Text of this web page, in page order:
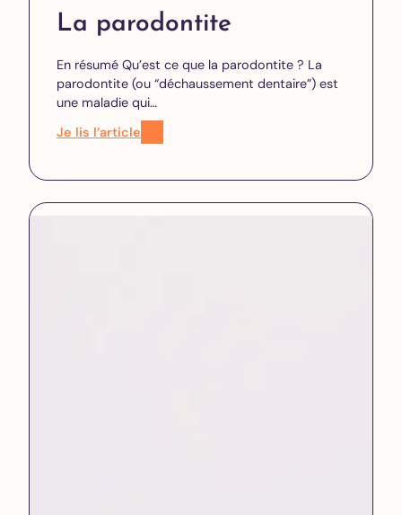
La parodontite
En résumé Qu’est ce que la parodontite ? La
parodontite (ou “déchaussement dentaire”) est
une maladie qui…
Je lis l’article